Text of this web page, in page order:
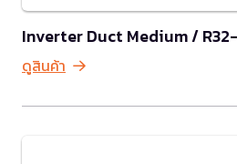
Inverter Duct Medium /
ดูสินค้า